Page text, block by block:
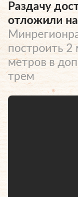
Раздачу
отложили
построить 2
метров в
трем